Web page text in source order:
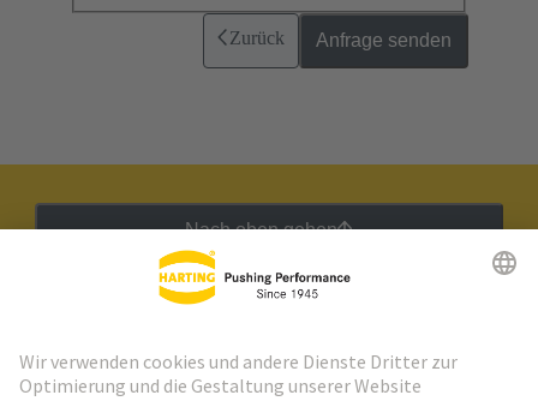
Zurück Anfrage senden
Nach oben gehen